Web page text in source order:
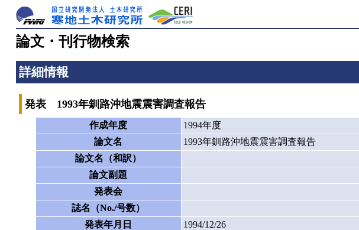
論文・刊行物検索
詳細情報
発表 1993年釧路沖地震震害調査報告
作成年度
1994年度
論文名
1993年釧路沖地震震害調査報告
論文名（和訳）
論文副題
発表会
誌名（No./号数）
発表年月日
1994/12/26